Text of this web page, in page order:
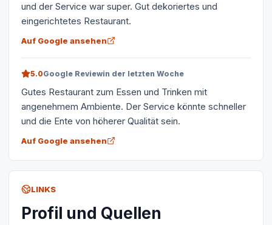
und der Service war super. Gut dekoriertes und
eingerichtetes Restaurant.
Auf Google ansehen
5.0Google Reviewin der letzten Woche
Gutes Restaurant zum Essen und Trinken mit
angenehmem Ambiente. Der Service könnte schneller
und die Ente von höherer Qualität sein.
Auf Google ansehen
LINKS
Profil und Quellen